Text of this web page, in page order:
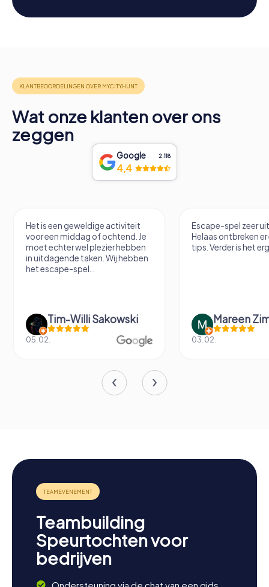
Wat onze klanten over ons
zeggen
Google 2.118
4,4
Het is een geweldige activiteit
voor een middag of ochtend. Je
moet echter wel plezier hebben
in uitdagende taken. Wij hebben
het escape-spel...
Tim-Willi Sakowski
05.02.
Escape-spel zeer
Helaas ontbreken er
tips. Verder is het
Mareen
03.02.
Teambuilding
Speurtochten voor
bedrijven